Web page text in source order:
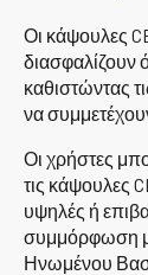
Οι κάψουλες
διασφαλίζουν
καθιστώντας
να
Οι χρήστες
τις κάψουλες
υψηλές ή
συμμόρφωση
Ηνωμένου